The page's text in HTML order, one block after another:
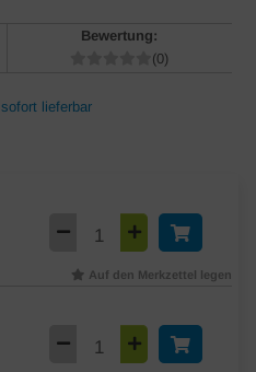
Bewertung:
(0)
sofort lieferbar
Auf den Merkzettel legen